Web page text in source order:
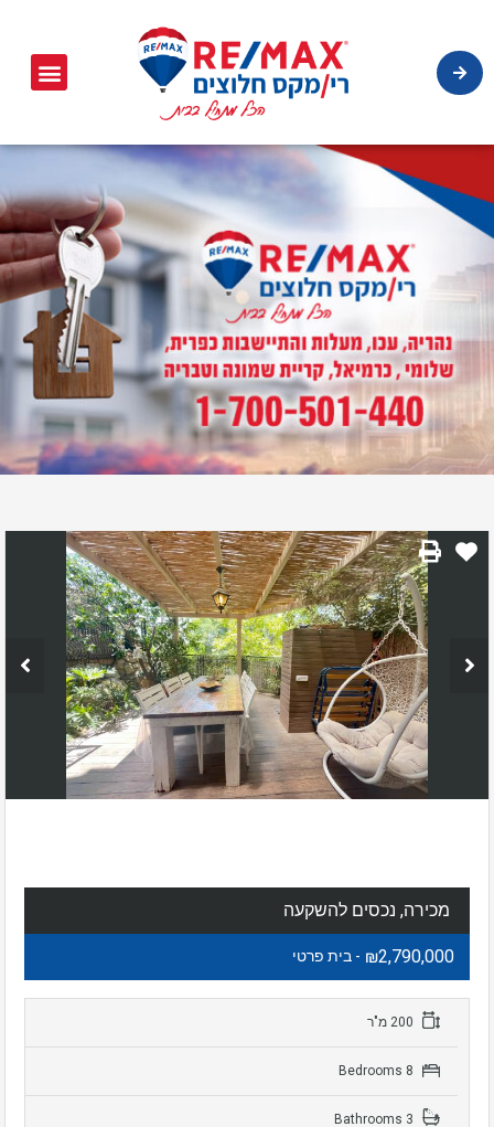
מכירה, נכסים להשקעה
₪2,790,000 - בית פרטי